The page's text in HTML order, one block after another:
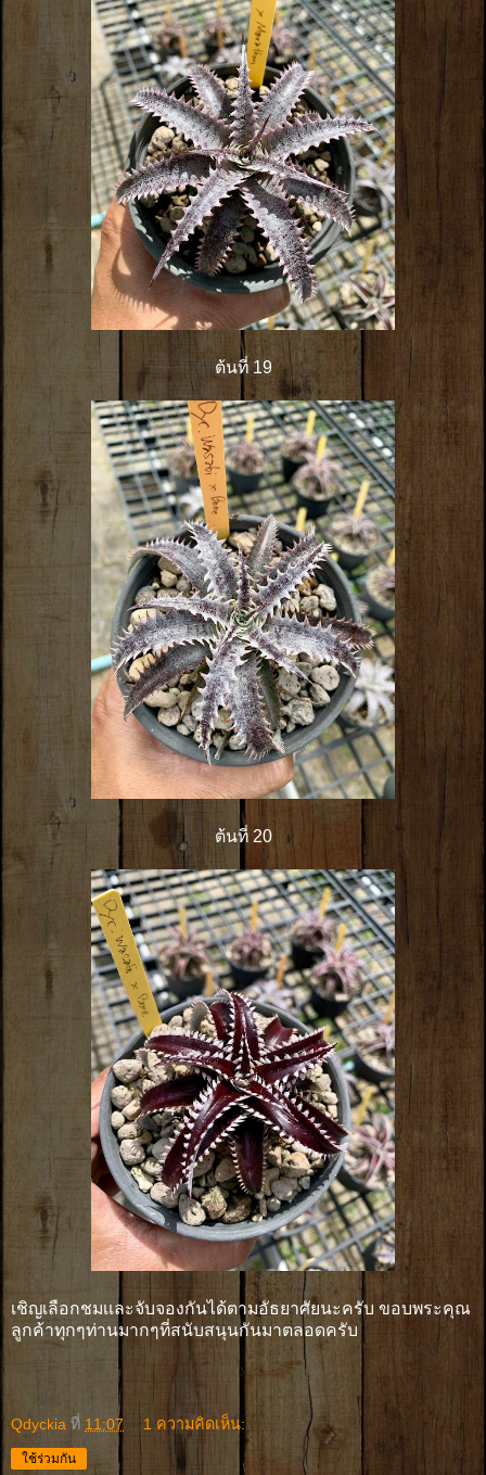
ต้นที่ 19
ต้นที่ 20
เชิญเลือกชมเเละจับจองกันได้ตามอัธยาศัยนะครับ ขอบพระคุณ
ลูกค้าทุกๆท่านมากๆที่สนับสนุนกันมาตลอดครับ
Qdyckia ที่ 11:07 1 ความคิดเห็น:
ใช้ร่วมกัน